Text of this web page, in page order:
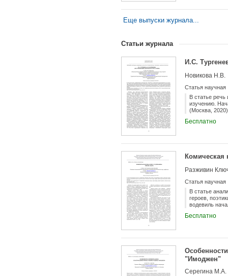
Еще выпуски журнала...
Статьи журнала
И.С.
Новикова Н.В.
Статья научная
В статье
изучению.
(Москва,
интенсивной
Бесплатно
Комическая
Разживин
Статья научная
В статье
героев,
водевиль
Бесплатно
"Имоджен"
Серегина М.А.